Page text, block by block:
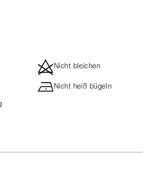
dNicht bleichen
hNicht heiß bügeln